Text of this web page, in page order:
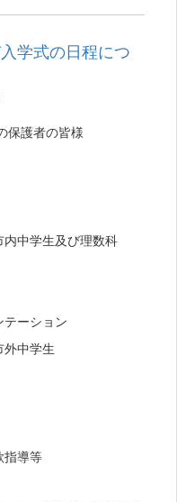
学式の日程につ
保護者の皆様
中学生及び理数科
ション
中学生
導等